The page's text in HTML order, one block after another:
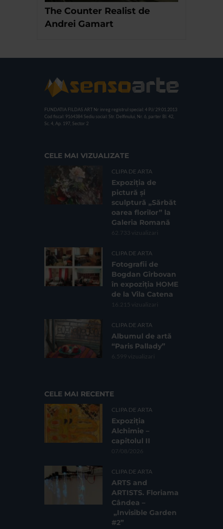
The Counter Realist de
Andrei Gamart
FUNDATIA FILDAS ART Nr inreg registrul special: 4 PJ/ 29.01.2013
Cod fiscal: 9164384 Sediu social: Str. Delfinului, Nr. 6, parter Bl. 42,
Sc. 4, Ap. 197, Sector 2
CELE MAI VIZUALIZATE
CLIPA DE ARTA
Expoziția de
pictură și
sculptură „Sărbăt
oarea florilor” la
Galeria Romană
62.733 vizualizari
CLIPA DE ARTA
Fotografii de
Bogdan Gîrbovan
în expoziția HOME
de la Vila Catena
16.215 vizualizari
CLIPA DE ARTA
Albumul de artă
“Paris Pallady”
6.599 vizualizari
CELE MAI RECENTE
CLIPA DE ARTA
Expoziția
Alchimie –
capitolul II
07/08/2026
CLIPA DE ARTA
ARTS and
ARTISTS. Floriama
Cândea –
„Invisible Garden
#2”